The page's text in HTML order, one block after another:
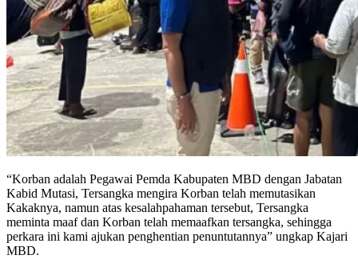
“Korban adalah Pegawai Pemda Kabupaten MBD dengan Jabatan
Kabid Mutasi, Tersangka mengira Korban telah memutasikan
Kakaknya, namun atas kesalahpahaman tersebut, Tersangka
meminta maaf dan Korban telah memaafkan tersangka, sehingga
perkara ini kami ajukan penghentian penuntutannya” ungkap Kajari
MBD.